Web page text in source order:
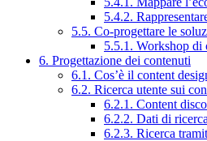
5.4.2.
5.5. Co-progettare le
5.5.1. Workshop di
6. Progettazione dei contenuti
6.1. Cos’è il content
6.2. Ricerca utente sui
6.2.1. Content
6.2.2. Dati di
6.2.3. Ricerca